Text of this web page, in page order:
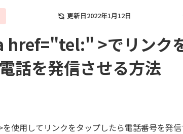
更新日2022年1月12日
href="tel:" >でリンク
話を発信させる方法
使用してリンクをタップしたら電話番号を発信